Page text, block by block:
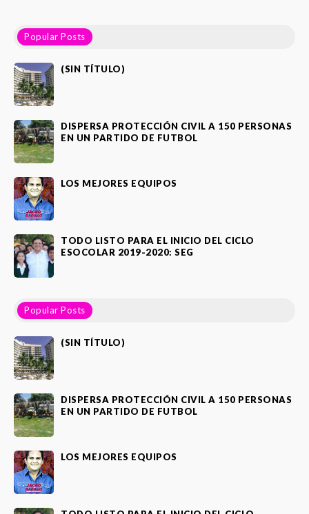
Popular Posts
(SIN TÍTULO)
DISPERSA PROTECCIÓN CIVIL A 150 PERSONAS
EN UN PARTIDO DE FUTBOL
LOS MEJORES EQUIPOS
TODO LISTO PARA EL INICIO DEL CICLO
ESOCOLAR 2019-2020: SEG
Popular Posts
(SIN TÍTULO)
DISPERSA PROTECCIÓN CIVIL A 150 PERSONAS
EN UN PARTIDO DE FUTBOL
LOS MEJORES EQUIPOS